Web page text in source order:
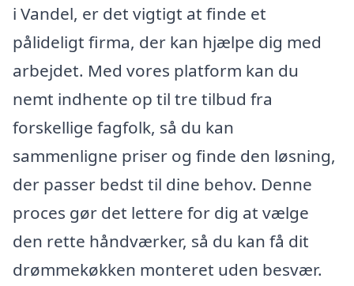
i Vandel, er det vigtigt at finde et
pålideligt firma, der kan hjælpe dig med
arbejdet. Med vores platform kan du
nemt indhente op til tre tilbud fra
forskellige fagfolk, så du kan
sammenligne priser og finde den løsning,
der passer bedst til dine behov. Denne
proces gør det lettere for dig at vælge
den rette håndværker, så du kan få dit
drømmekøkken monteret uden besvær.